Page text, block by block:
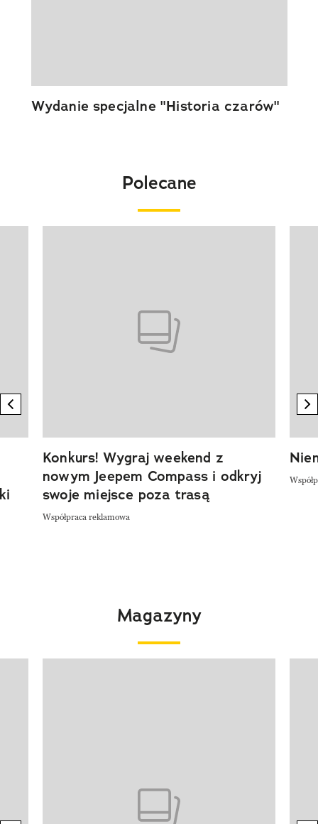
Wydanie specjalne "Historia czarów"
Polecane
previous element
Konkurs! Wygraj weekend z
nowym Jeepem Compass i odkryj
swoje miejsce poza trasą
Współpraca reklamowa
Magazyny